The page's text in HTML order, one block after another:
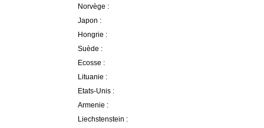
Norvège :
Japon :
Hongrie :
Suède :
Ecosse :
Lituanie :
Etats-Unis :
Armenie :
Liechstenstein :